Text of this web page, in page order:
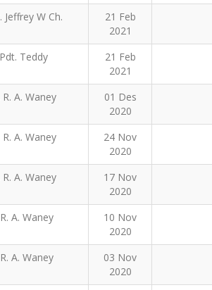
W Ch.
21 Feb
2021
Teddy
21 Feb
2021
A. Waney
01 Des
2020
A. Waney
24 Nov
2020
A. Waney
17 Nov
2020
A. Waney
10 Nov
2020
A. Waney
03 Nov
2020